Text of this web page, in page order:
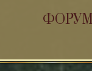
ФОРУМ